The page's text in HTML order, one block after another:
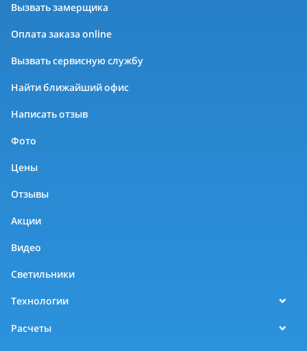
Вызвать замерщика
Оплата заказа online
Вызвать сервисную службу
Найти ближайший офис
Написать отзыв
Фото
Цены
Отзывы
Акции
Видео
Светильники
Технологии
Расчеты